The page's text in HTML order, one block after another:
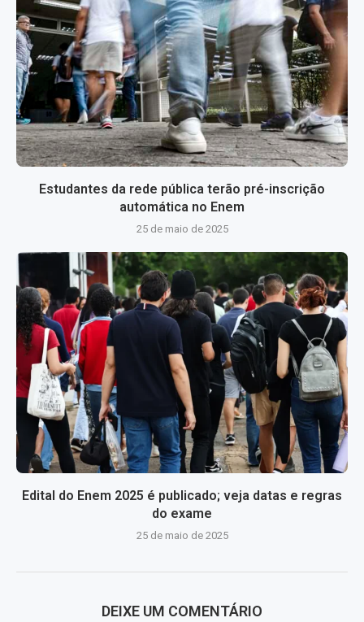
Estudantes da rede pública terão pré-inscrição
automática no Enem
25 de maio de 2025
Edital do Enem 2025 é publicado; veja datas e regras
do exame
25 de maio de 2025
DEIXE UM COMENTÁRIO